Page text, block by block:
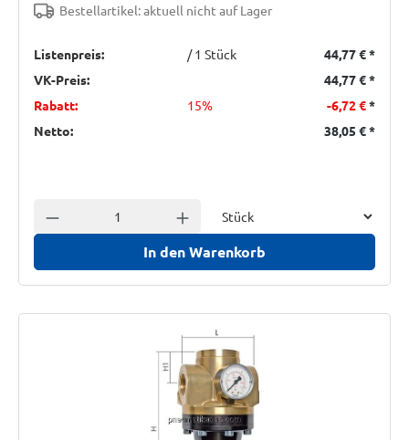
Bestellartikel: aktuell nicht auf Lager
Listenpreis: / 1 Stück 44,77 €*
VK-Preis:
44,77 €*
Rabatt:
15% -6,72 €*
Netto:
38,05 €*
Anzahl verringern Anzahl erhöhen
In den Warenkorb